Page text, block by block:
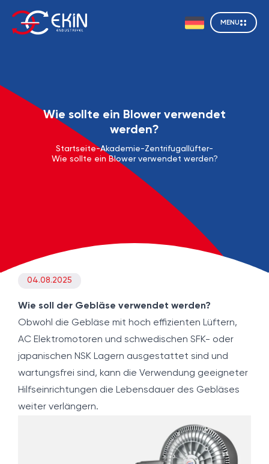
MENU
Wie sollte ein Blower verwendet
werden?
Startseite-Akademie-Zentrifugallüfter-
Wie sollte ein Blower verwendet werden?
04.08.2025
Wie soll der Gebläse verwendet werden?
Obwohl die Gebläse mit hoch effizienten Lüftern,
AC Elektromotoren und schwedischen SFK- oder
japanischen NSK Lagern ausgestattet sind und
wartungsfrei sind, kann die Verwendung geeigneter
Hilfseinrichtungen die Lebensdauer des Gebläses
weiter verlängern.